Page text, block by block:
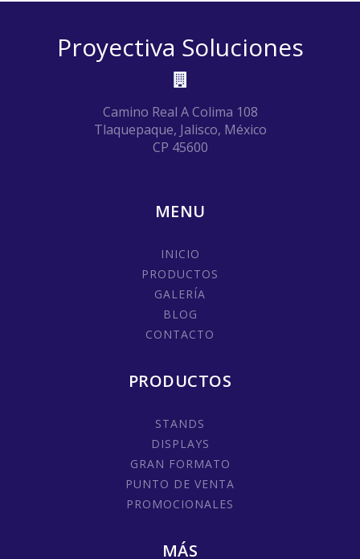
Proyectiva Soluciones
Camino Real A Colima 108
Tlaquepaque, Jalisco, México
CP 45600
MENU
INICIO
PRODUCTOS
GALERÍA
BLOG
CONTACTO
PRODUCTOS
STANDS
DISPLAYS
GRAN FORMATO
PUNTO DE VENTA
PROMOCIONALES
MÁS